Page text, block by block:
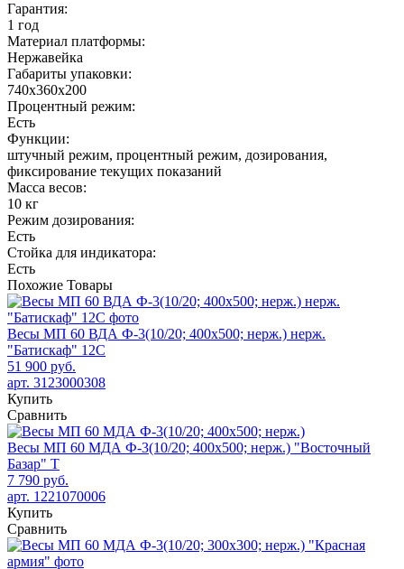
Гарантия:
1 год
Материал платформы:
Нержавейка
Габариты упаковки:
740х360х200
Процентный режим:
Есть
Функции:
штучный режим, процентный режим, дозирования,
фиксирование текущих показаний
Масса весов:
10 кг
Режим дозирования:
Есть
Стойка для индикатора:
Есть
Похожие Товары
Весы МП 60 ВДА Ф-3(10/20; 400х500; нерж.) нерж.
"Батискаф" 12С
51 900 руб.
арт. 3123000308
Купить
Сравнить
Весы МП 60 МДА Ф-3(10/20; 400х500; нерж.) "Восточный
Базар" Т
7 790 руб.
арт. 1221070006
Купить
Сравнить